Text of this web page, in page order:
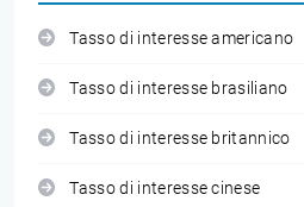
Tasso di interesse americano
Tasso di interesse brasiliano
Tasso di interesse britannico
Tasso di interesse cinese